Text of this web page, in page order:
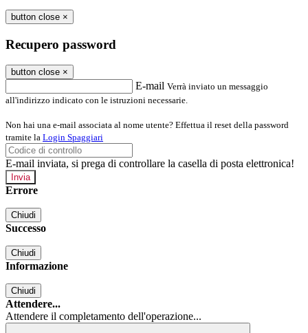
button close ×
Recupero password
button close ×
E-mail Verrà inviato un messaggio
all'indirizzo indicato con le istruzioni necessarie.
Non hai una e-mail associata al nome utente? Effettua il reset della password
tramite la Login Spaggiari
E-mail inviata, si prega di controllare la casella di posta elettronica!
Errore
Chiudi
Successo
Chiudi
Informazione
Chiudi
Attendere...
Attendere il completamento dell'operazione...